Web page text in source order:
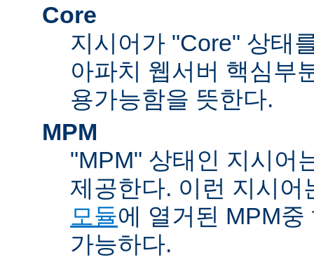
Core
지시어가 "Core" 상태
아파치 웹서버 핵심부
용가능함을 뜻한다.
MPM
"MPM" 상태인 지시어
제공한다. 이런 지시어
모듈에 열거된 MPM
가능하다.